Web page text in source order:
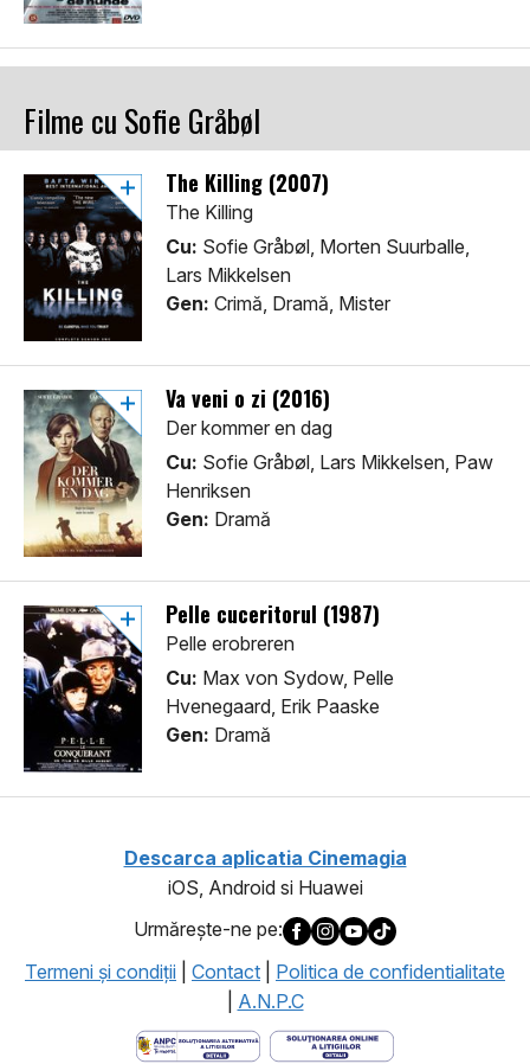
Filme cu Sofie Gråbøl
The Killing (2007)
The Killing
Cu: Sofie Gråbøl, Morten Suurballe,
Lars Mikkelsen
Gen: Crimă, Dramă, Mister
Va veni o zi (2016)
Der kommer en dag
Cu: Sofie Gråbøl, Lars Mikkelsen, Paw
Henriksen
Gen: Dramă
Pelle cuceritorul (1987)
Pelle erobreren
Cu: Max von Sydow, Pelle
Hvenegaard, Erik Paaske
Gen: Dramă
Descarca aplicatia Cinemagia
iOS, Android si Huawei
Urmăreşte-ne pe:
Termeni şi condiţii
Contact
Politica de confidentialitate
A.N.P.C